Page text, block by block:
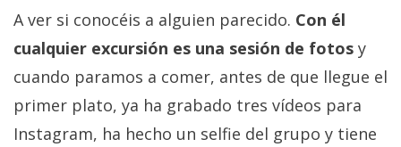
A ver si conocéis a alguien parecido. Con él
cualquier excursión es una sesión de fotos y
cuando paramos a comer, antes de que llegue el
primer plato, ya ha grabado tres vídeos para
Instagram, ha hecho un selfie del grupo y tiene